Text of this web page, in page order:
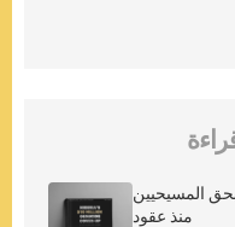
المسيحيين
منذ عقود